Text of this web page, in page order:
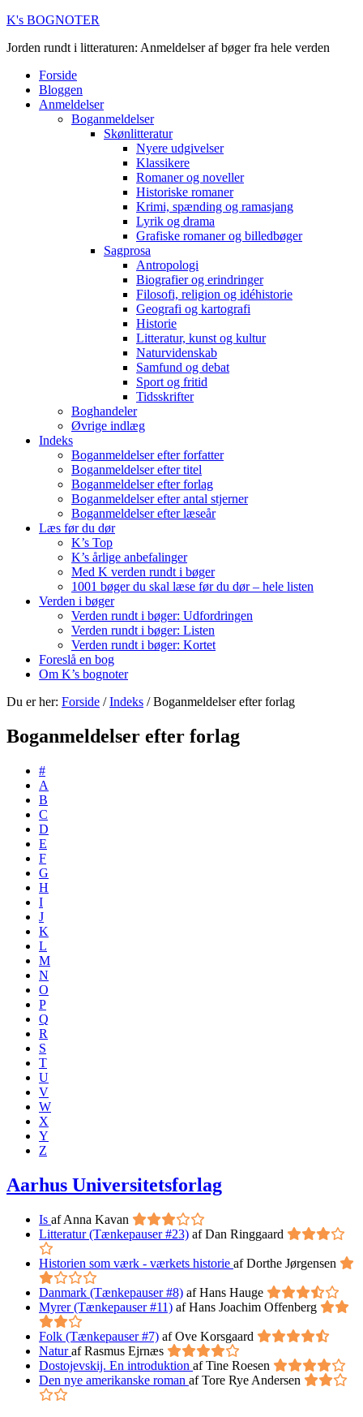
K's BOGNOTER
Jorden rundt i litteraturen: Anmeldelser af bøger fra hele verden
Forside
Bloggen
Anmeldelser
Boganmeldelser
Skønlitteratur
Nyere udgivelser
Klassikere
Romaner og noveller
Historiske romaner
Krimi, spænding og ramasjang
Lyrik og drama
Grafiske romaner og billedbøger
Sagprosa
Antropologi
Biografier og erindringer
Filosofi, religion og idéhistorie
Geografi og kartografi
Historie
Litteratur, kunst og kultur
Naturvidenskab
Samfund og debat
Sport og fritid
Tidsskrifter
Boghandeler
Øvrige indlæg
Indeks
Boganmeldelser efter forfatter
Boganmeldelser efter titel
Boganmeldelser efter forlag
Boganmeldelser efter antal stjerner
Boganmeldelser efter læseår
Læs før du dør
K’s Top
K’s årlige anbefalinger
Med K verden rundt i bøger
1001 bøger du skal læse før du dør – hele listen
Verden i bøger
Verden rundt i bøger: Udfordringen
Verden rundt i bøger: Listen
Verden rundt i bøger: Kortet
Foreslå en bog
Om K’s bognoter
Du er her: Forside / Indeks /Boganmeldelser efter forlag
Boganmeldelser efter forlag
#
A
B
C
D
E
F
G
H
I
J
K
L
M
N
O
P
Q
R
S
T
U
V
W
X
Y
Z
Aarhus Universitetsforlag
Is af Anna Kavan
Litteratur (Tænkepauser #23) af Dan Ringgaard
Historien som værk - værkets historie af Dorthe Jørgensen
Danmark (Tænkepauser #8) af Hans Hauge
Myrer (Tænkepauser #11) af Hans Joachim Offenberg
Folk (Tænkepauser #7) af Ove Korsgaard
Naturaf Rasmus Ejrnæs
Dostojevskij. En introduktion af Tine Roesen
Den nye amerikanske roman af Tore Rye Andersen